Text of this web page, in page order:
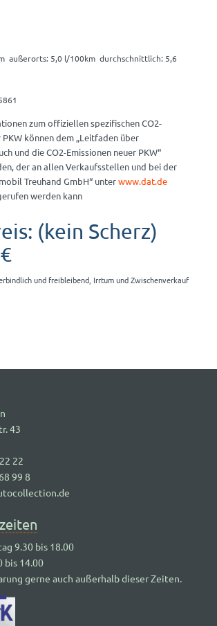
außerorts: 5,0 l/100km durchschnittlich: 5,6
zum offiziellen spezifischen CO2-
PKW können dem „Leitfaden über
und die CO2-Emissionen neuer PKW“
der an allen Verkaufsstellen und bei der
Treuhand GmbH“ unterwww.dat.de
werden kann
(kein Scherz)
und freibleibend, Irrtum und Zwischenverkauf
43
22
99 8
9.30 bis 18.00
bis 14.00
gerne auch außerhalb dieser Zeiten.